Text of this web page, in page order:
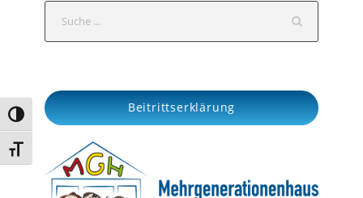
Umschalten auf hohe Kontraste
Schrift vergrößern
h
Beitrittserklärung